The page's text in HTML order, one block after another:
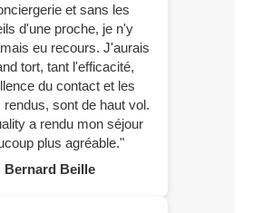
et sans les
d'une proche, je n'y
eu recours. J'aurais
tort, tant l'efficacité,
du contact et les
sont de haut vol.
a rendu mon séjour
plus agréable."
Bernard Beille